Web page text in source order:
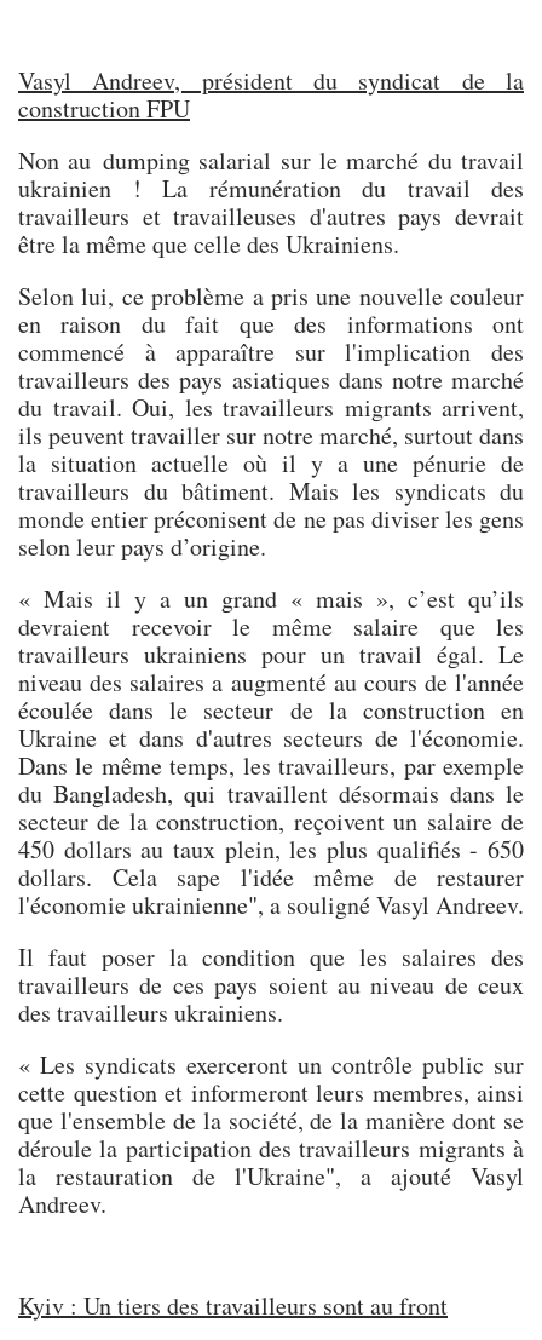
Vasyl Andreev, président du syndicat de la
construction FPU
Non au dumping salarial sur le marché du travail
ukrainien ! La rémunération du travail des
travailleurs et travailleuses d'autres pays devrait
être la même que celle des Ukrainiens.
Selon lui, ce problème a pris une nouvelle couleur
en raison du fait que des informations ont
commencé à apparaître sur l'implication des
travailleurs des pays asiatiques dans notre marché
du travail. Oui, les travailleurs migrants arrivent,
ils peuvent travailler sur notre marché, surtout dans
la situation actuelle où il y a une pénurie de
travailleurs du bâtiment. Mais les syndicats du
monde entier préconisent de ne pas diviser les gens
selon leur pays d’origine.
« Mais il y a un grand « mais », c’est qu’ils
devraient recevoir le même salaire que les
travailleurs ukrainiens pour un travail égal. Le
niveau des salaires a augmenté au cours de l'année
écoulée dans le secteur de la construction en
Ukraine et dans d'autres secteurs de l'économie.
Dans le même temps, les travailleurs, par exemple
du Bangladesh, qui travaillent désormais dans le
secteur de la construction, reçoivent un salaire de
450 dollars au taux plein, les plus qualifiés - 650
dollars. Cela sape l'idée même de restaurer
l'économie ukrainienne", a souligné Vasyl Andreev.
Il faut poser la condition que les salaires des
travailleurs de ces pays soient au niveau de ceux
des travailleurs ukrainiens.
« Les syndicats exerceront un contrôle public sur
cette question et informeront leurs membres, ainsi
que l'ensemble de la société, de la manière dont se
déroule la participation des travailleurs migrants à
la restauration de l'Ukraine", a ajouté Vasyl
Andreev.
Kyiv : Un tiers des travailleurs sont au front